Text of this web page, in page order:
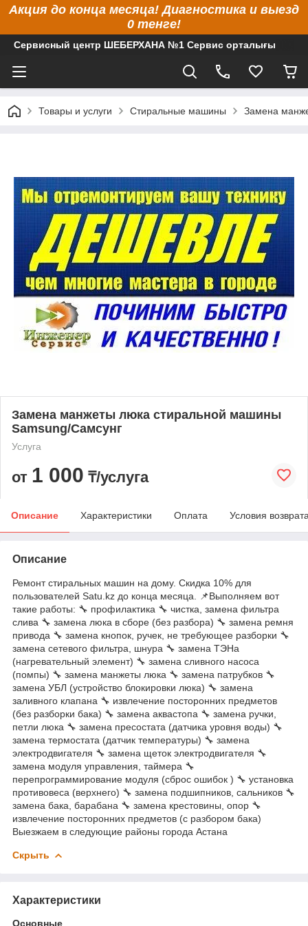
Акция до конца месяца! Диагностика и выезд
0 тенге!
Сервисный центр ШЕБЕРХАНА №1 Сервис орталығы
Товары и услуги Стиральные машины Замена
Замена манжеты люка стиральной машины
Samsung/Самсунг
Услуга
от 1 000 ₸/услуга
Описание Характеристики Оплата Условия
Описание
Ремонт стиральных машин на дому. Скидка 10% для
пользователей Satu.kz до конца месяца. 📌Выполняем вот
такие работы: 🔧 профилактика 🔧 чистка, замена фильтра
слива 🔧 замена люка в сборе (без разбора) 🔧 замена ремня
привода 🔧 замена кнопок, ручек, не требующее разборки 🔧
замена сетевого фильтра, шнура 🔧 замена ТЭНа
(нагревательный элемент) 🔧 замена сливного насоса
(помпы) 🔧 замена манжеты люка 🔧 замена патрубков 🔧
замена УБЛ (устройство блокировки люка) 🔧 замена
заливного клапана 🔧 извлечение посторонних предметов
(без разборки бака) 🔧 замена аквастопа 🔧 замена ручки,
петли люка 🔧 замена пресостата (датчика уровня воды) 🔧
замена термостата (датчик температуры) 🔧 замена
электродвигателя 🔧 замена щеток электродвигателя 🔧
замена модуля управления, таймера 🔧
перепрограммирование модуля (сброс ошибок ) 🔧 установка
противовеса (верхнего) 🔧 замена подшипников, сальников 🔧
замена бака, барабана 🔧 замена крестовины, опор 🔧
извлечение посторонних предметов (с разбором бака)
Выезжаем в следующие районы города Астана
Скрыть
Характеристики
Основные